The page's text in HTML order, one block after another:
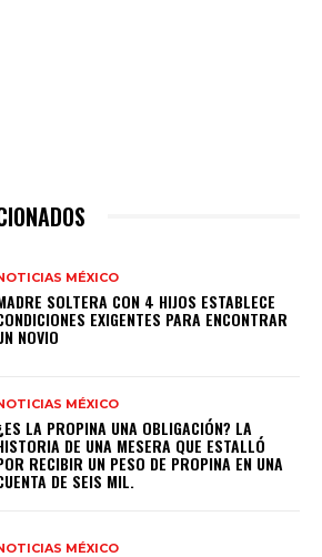
MÉXICO
SOLTERA CON 4 HIJOS ESTABLECE
EXIGENTES PARA ENCONTRAR
NOVIO
MÉXICO
LA PROPINA UNA OBLIGACIÓN? LA
DE UNA MESERA QUE ESTALLÓ
RECIBIR UN PESO DE PROPINA EN UNA
DE SEIS MIL.
MÉXICO